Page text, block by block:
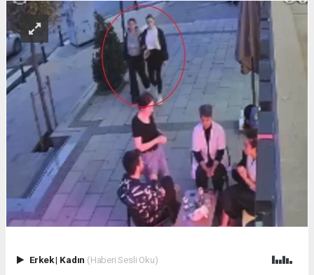
Erkek| Kadın (Haberi Sesli Oku)